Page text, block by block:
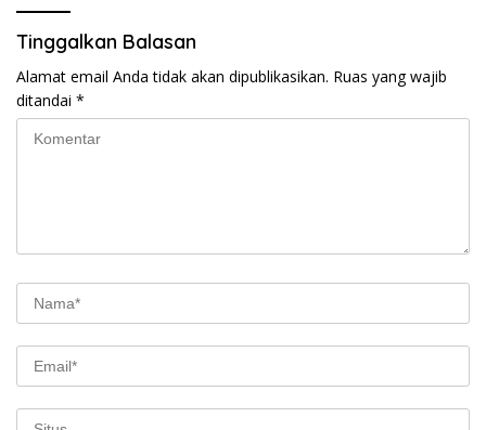
Tinggalkan Balasan
Alamat email Anda tidak akan dipublikasikan. Ruas yang wajib
ditandai *